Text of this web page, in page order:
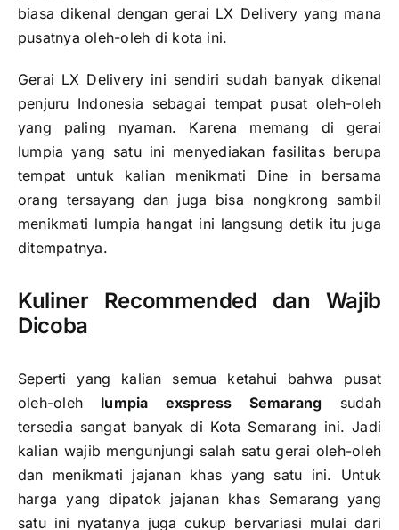
biasa dikenal dengan gerai LX Delivery yang mana
pusatnya oleh-oleh di kota ini.
Gerai LX Delivery ini sendiri sudah banyak dikenal
penjuru Indonesia sebagai tempat pusat oleh-oleh
yang paling nyaman. Karena memang di gerai
lumpia yang satu ini menyediakan fasilitas berupa
tempat untuk kalian menikmati Dine in bersama
orang tersayang dan juga bisa nongkrong sambil
menikmati lumpia hangat ini langsung detik itu juga
ditempatnya.
Kuliner Recommended dan Wajib
Dicoba
Seperti yang kalian semua ketahui bahwa pusat
oleh-oleh lumpia exspress Semarang sudah
tersedia sangat banyak di Kota Semarang ini. Jadi
kalian wajib mengunjungi salah satu gerai oleh-oleh
dan menikmati jajanan khas yang satu ini. Untuk
harga yang dipatok jajanan khas Semarang yang
satu ini nyatanya juga cukup bervariasi mulai dari